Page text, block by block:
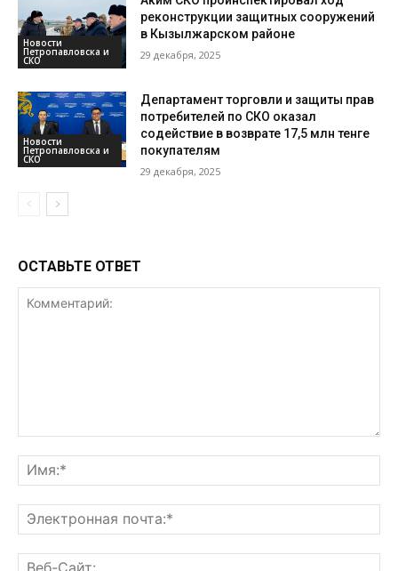
Новости
Петропавловска и
СКО
реконструкции защитных сооружений
в Кызылжарском районе
29 декабря, 2025
Новости
Петропавловска и
СКО
Департамент торговли и защиты прав
потребителей по СКО оказал
содействие в возврате 17,5 млн тенге
покупателям
29 декабря, 2025
ОСТАВЬТЕ ОТВЕТ